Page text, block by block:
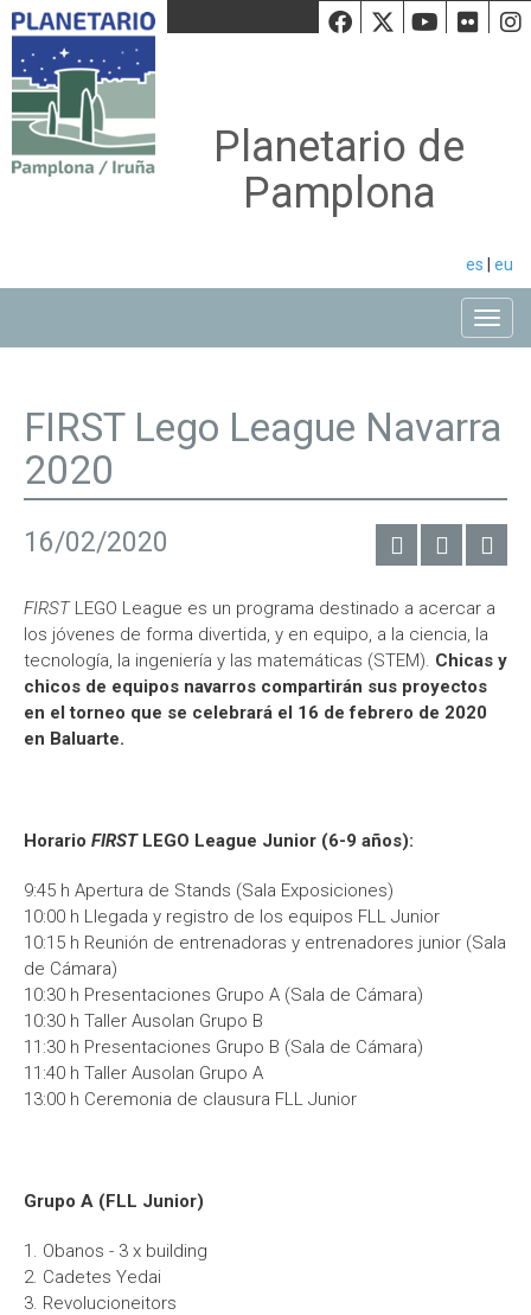
Facebook
Twiiter
Planetario de
Pamplona
es eu
FIRST Lego League Navarra
2020
16/02/2020
FIRST LEGO League es un programa destinado a acercar a
los jóvenes de forma divertida, y en equipo, a la ciencia, la
tecnología, la ingeniería y las matemáticas (STEM). Chicas y
chicos de equipos navarros compartirán sus proyectos
en el torneo que se celebrará el 16 de febrero de 2020
en Baluarte.
Horario FIRST LEGO League Junior (6-9 años):
9:45 h Apertura de Stands (Sala Exposiciones)
10:00 h Llegada y registro de los equipos FLL Junior
10:15 h Reunión de entrenadoras y entrenadores junior (Sala
de Cámara)
10:30 h Presentaciones Grupo A (Sala de Cámara)
10:30 h Taller Ausolan Grupo B
11:30 h Presentaciones Grupo B (Sala de Cámara)
11:40 h Taller Ausolan Grupo A
13:00 h Ceremonia de clausura FLL Junior
Grupo A (FLL Junior)
1. Obanos - 3 x building
2. Cadetes Yedai
3. Revolucioneitors